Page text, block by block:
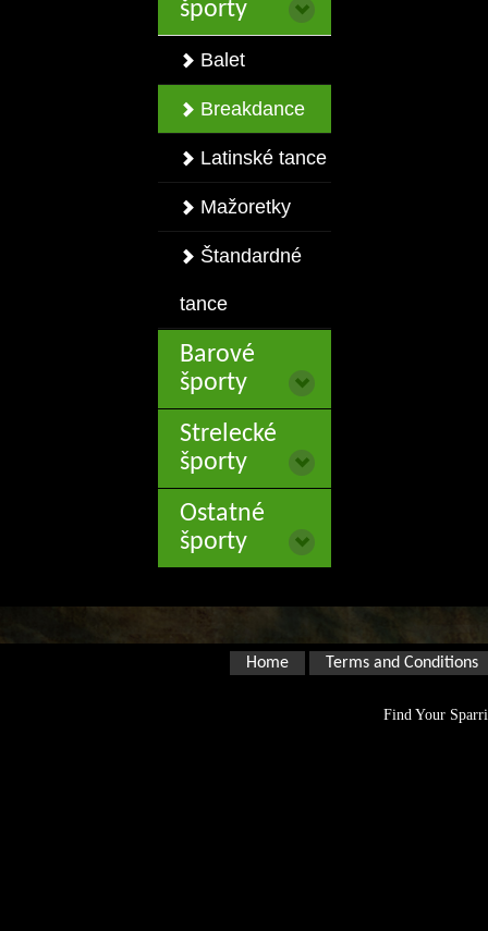
športy
Balet
Breakdance
Latinské tance
Mažoretky
Štandardné
tance
Barové
športy
Strelecké
športy
Ostatné
športy
Home Terms and Conditions
Find Your